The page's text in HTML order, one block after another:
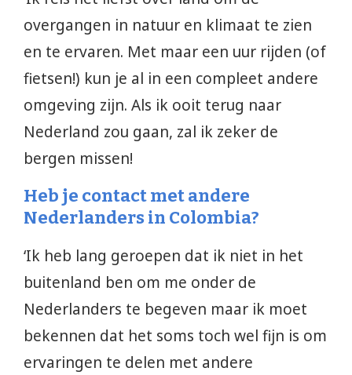
overgangen in natuur en klimaat te zien
en te ervaren. Met maar een uur rijden (of
fietsen!) kun je al in een compleet andere
omgeving zijn. Als ik ooit terug naar
Nederland zou gaan, zal ik zeker de
bergen missen!
Heb je contact met andere
Nederlanders in Colombia?
‘Ik heb lang geroepen dat ik niet in het
buitenland ben om me onder de
Nederlanders te begeven maar ik moet
bekennen dat het soms toch wel fijn is om
ervaringen te delen met andere